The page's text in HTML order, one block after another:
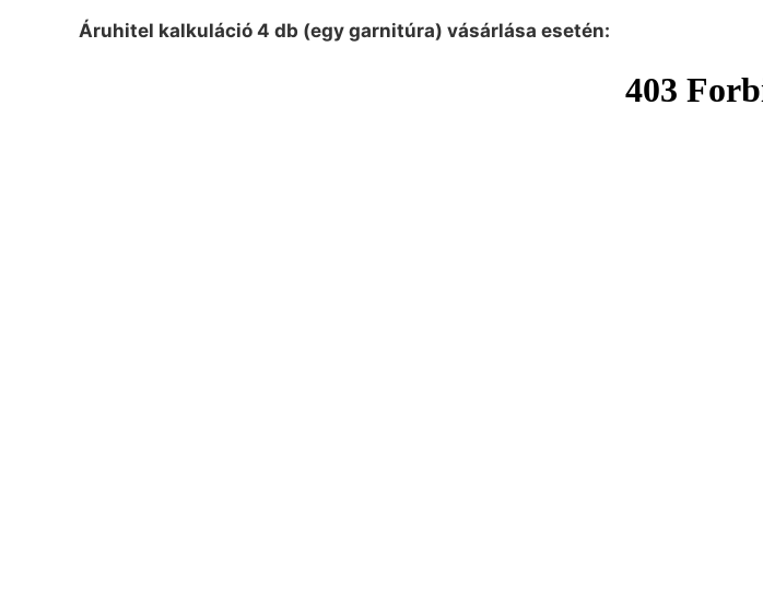
Áruhitel kalkuláció 4 db (egy garnitúra) vásárlása esetén: